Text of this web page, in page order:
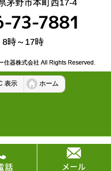
茅野市本町西17-4
時～17時
器株式会社 All Rights Reserved.
表示 ホーム